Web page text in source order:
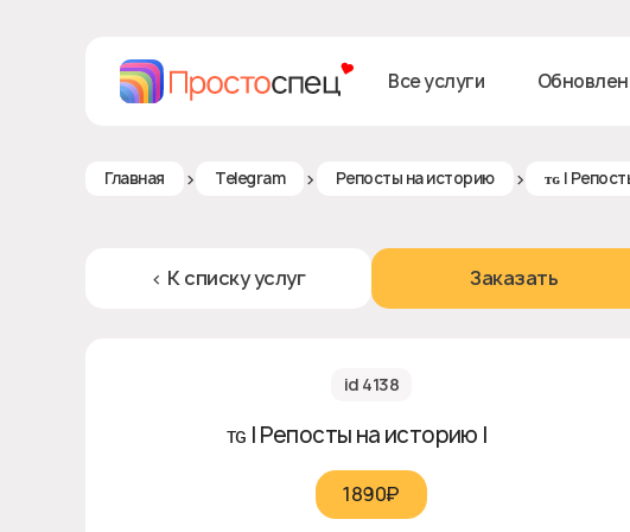
Все услуги
Главная > Telegram > Репосты на историю > ᴛɢ |
< К списку услуг Заказать
id 4138
ᴛɢ | Репосты на историю | ❎
1890₽‎